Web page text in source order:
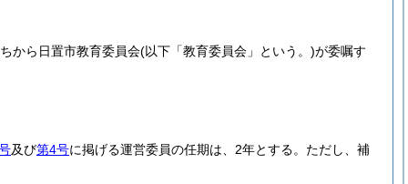
から日置市教育委員会(以下「教育委員会」という。)が委嘱す
及び第4号に掲げる運営委員の任期は、2年とする。 ただし、補